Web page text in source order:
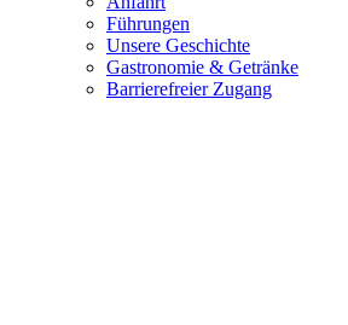
Führungen
Unsere Geschichte
Gastronomie & Getränke
Barrierefreier Zugang